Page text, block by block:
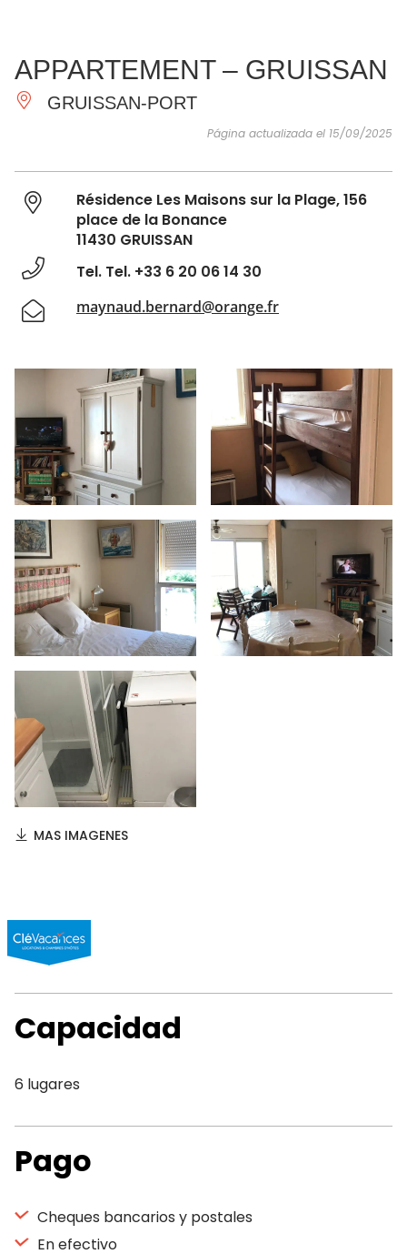
IMPRESCINDIBLES
HACER
INSPIRACIONES
APPARTEMENT – GRUISSAN
GRUISSAN-PORT
Página actualizada el 15/09/2025
Résidence Les Maisons sur la Plage, 156
place de la Bonance
11430 GRUISSAN
Tel. Tel. +33 6 20 06 14 30
maynaud.bernard@orange.fr
MAS IMAGENES
Capacidad
6 lugares
Pago
Cheques bancarios y postales
En efectivo